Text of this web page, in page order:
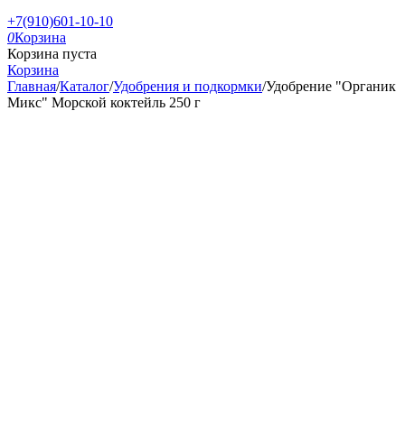
+7(910)601-10-10
0Корзина
Корзина пуста
Корзина
Главная/Каталог/Удобрения и подкормки/Удобрение "Органик
Микс" Морской коктейль 250 г